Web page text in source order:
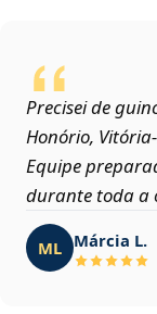
Precisei de
Honório,
Equipe
durante toda a
ML Márcia L.